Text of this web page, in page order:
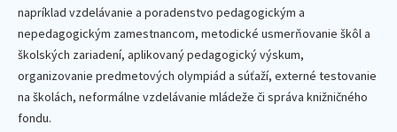
napríklad vzdelávanie a poradenstvo pedagogickým a
nepedagogickým zamestnancom, metodické usmerňovanie škôl a
školských zariadení, aplikovaný pedagogický výskum,
organizovanie predmetových olympiád a súťaží, externé testovanie
na školách, neformálne vzdelávanie mládeže či správa knižničného
fondu.